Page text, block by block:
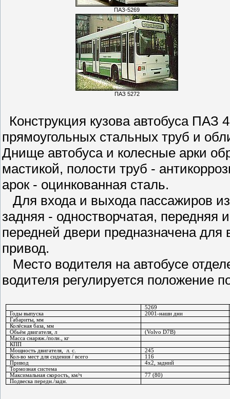
ПАЗ-5269
ПАЗ 5272
Конструкция кузова автобуса ПАЗ
прямоугольных стальных труб и
Днище автобуса и колесные арки
мастикой, полости труб -
арок - оцинкованная сталь.
Для входа и выхода пассажиров
задняя - одностворчатая, передняя
передней двери предназначена
привод.
Место водителя на автобусе
водителя регулируется положение
5269
Годы выпуска
2001-наши дни
Габариты, мм
Колёсная база, мм
Обьём двигателя, л
(Volvo D7В)
Масса снаряж./полн., кг
КПП
Мощность двигателя,
л. с.
245
Кол-во мест для сидения / всего
116
Привод
4х2, задний
Тормозная система
Максимальная скорость, км/ч
77 (80)
Подвеска передн./задн.